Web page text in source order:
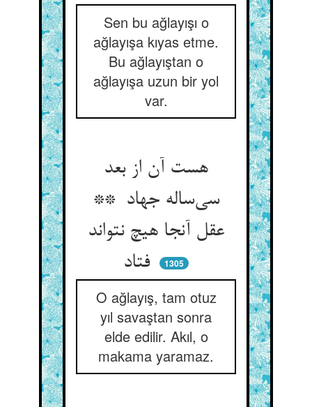
Sen bu ağlayışı o
ağlayışa kıyas etme.
Bu ağlayıştan o
ağlayışa uzun bir yol
var.
هست آن از بعد
سی‌ساله جهاد **
عقل آنجا هیچ نتواند
فتاد
1305
O ağlayış, tam otuz
yıl savaştan sonra
elde edilir. Akıl, o
makama yaramaz.